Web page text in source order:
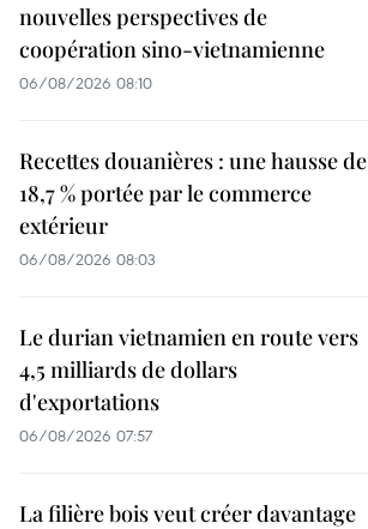
nouvelles perspectives de
coopération sino-vietnamienne
06/08/2026 08:10
Recettes douanières : une hausse de
18,7 % portée par le commerce
extérieur
06/08/2026 08:03
Le durian vietnamien en route vers
4,5 milliards de dollars
d'exportations
06/08/2026 07:57
La filière bois veut créer davantage